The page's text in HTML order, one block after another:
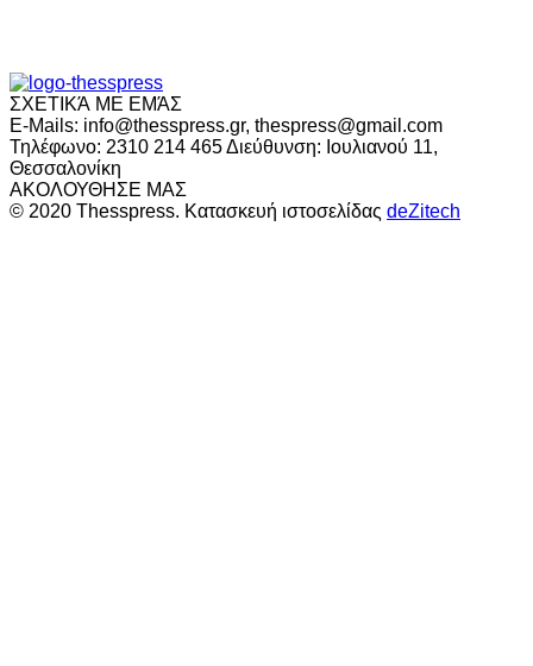
ΣΧΕΤΙΚΆ ΜΕ ΕΜΆΣ
E-Mails: info@thesspress.gr, thespress@gmail.com
Τηλέφωνο: 2310 214 465 Διεύθυνση: Ιουλιανού 11,
Θεσσαλονίκη
ΑΚΟΛΟΥΘΗΣΕ ΜΑΣ
© 2020 Thesspress. Κατασκευή ιστοσελίδας deZitech